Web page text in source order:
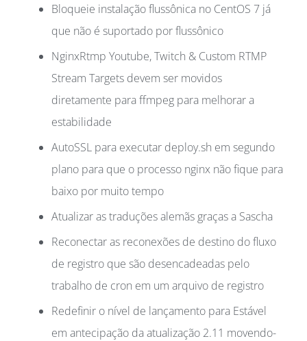
Bloqueie instalação flussônica no CentOS 7 já
que não é suportado por flussônico
NginxRtmp Youtube, Twitch & Custom RTMP
Stream Targets devem ser movidos
diretamente para ffmpeg para melhorar a
estabilidade
AutoSSL para executar deploy.sh em segundo
plano para que o processo nginx não fique para
baixo por muito tempo
Atualizar as traduções alemãs graças a Sascha
Reconectar as reconexões de destino do fluxo
de registro que são desencadeadas pelo
trabalho de cron em um arquivo de registro
Redefinir o nível de lançamento para Estável
em antecipação da atualização 2.11 movendo-